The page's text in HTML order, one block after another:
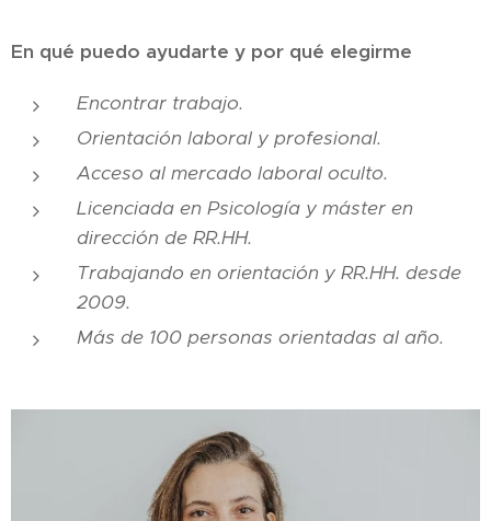
En qué puedo ayudarte y por qué elegirme
Encontrar trabajo.
Orientación laboral y profesional.
Acceso al mercado laboral oculto.
Licenciada en Psicología y máster en
dirección de RR.HH.
Trabajando en orientación y RR.HH. desde
2009.
Más de 100 personas orientadas al año.